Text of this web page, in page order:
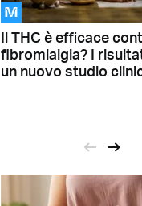
M
Il THC è efficace
fibromialgia? I
un nuovo studio